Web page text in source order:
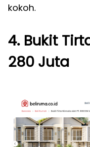
kokoh.
4. Bukit
280 Juta